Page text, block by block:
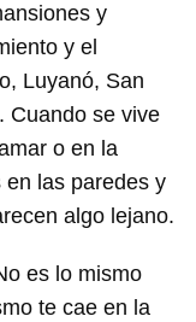
has de
CANCELAR
y
y el
Luyanó, San
Cuando se vive
o en la
en las paredes y
algo lejano.
es lo mismo
te cae en la